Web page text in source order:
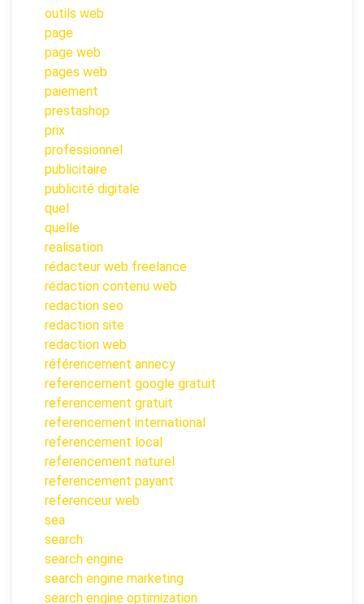
outils web
page
page web
pages web
paiement
prestashop
prix
professionnel
publicitaire
publicité digitale
quel
quelle
realisation
rédacteur web freelance
rédaction contenu web
redaction seo
redaction site
redaction web
référencement annecy
referencement google gratuit
referencement gratuit
referencement international
referencement local
referencement naturel
referencement payant
referenceur web
sea
search
search engine
search engine marketing
search engine optimization